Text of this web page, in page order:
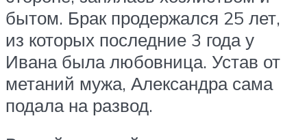
бытом. Брак продержался 25 лет,
из которых последние 3 года у
Ивана была любовница. Устав от
метаний мужа, Александра сама
подала на развод.